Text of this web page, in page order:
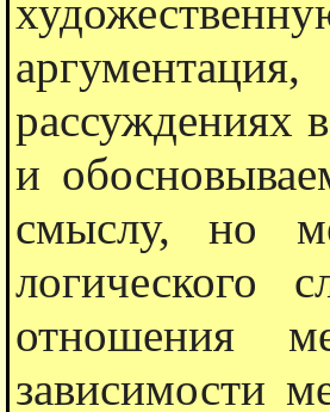
рассуждениях
и
смыслу, но
логического
отношения
зависимости